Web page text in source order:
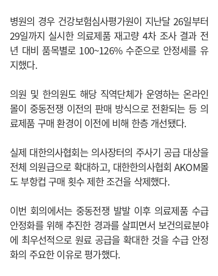
병원의 경우 건강보험심사평가원이 지난달 26일부터
29일까지 실시한 의료제품 재고량 4차 조사 결과 전
년 대비 품목별로 100~126% 수준으로 안정세를 유
지했다.
의원 및 한의원도 해당 직역단체가 운영하는 온라인
몰이 중동전쟁 이전의 판매 방식으로 전환되는 등 의
료제품 구매 환경이 이전에 비해 한층 개선됐다.
실제 대한의사협회는 의사장터의 주사기 공급 대상을
전체 의원급으로 확대하고, 대한한의사협회 AKOM몰
도 부항컵 구매 횟수 제한 조건을 삭제했다.
이번 회의에서는 중동전쟁 발발 이후 의료제품 수급
안정화를 위해 추진한 경과를 살피면서 보건의료분야
에 최우선적으로 원료 공급을 확대한 것을 수급 안정
화의 주요한 이유로 평가했다.